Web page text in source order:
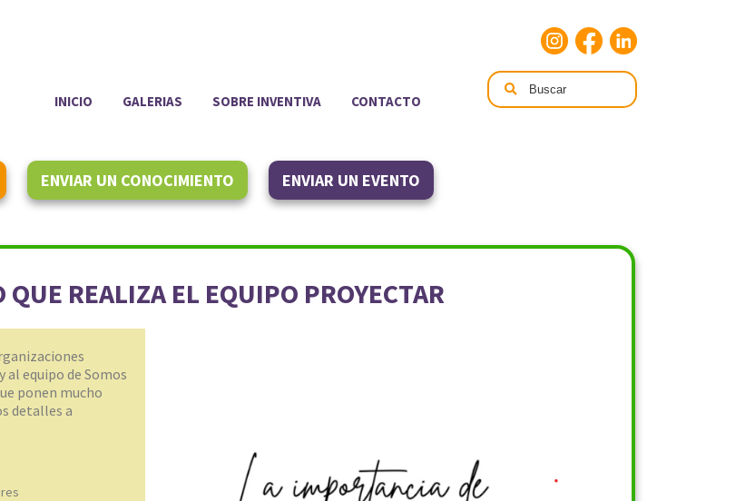
INICIO GALERIAS SOBRE INVENTIVA CONTACTO
ENVIAR UN CONOCIMIENTO ENVIAR UN EVENTO
REALIZA EL EQUIPO PROYECTAR
al equipo de Somos
ponen mucho
detalles a